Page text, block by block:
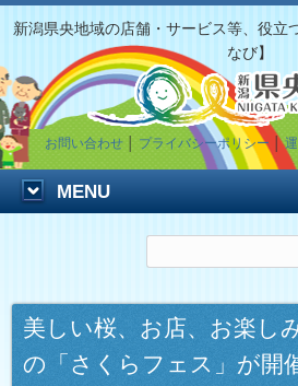
新潟県央地域の店舗・サービス等、役立
なび】
お問い合わせ プライバシーポリシー │
MENU
美しい桜、お店、お楽し
の「さくらフェス」が開